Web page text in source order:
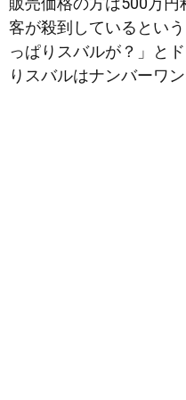
客が殺到しているとい
っぱりスバルが？」と
りスバルはナンバーワン